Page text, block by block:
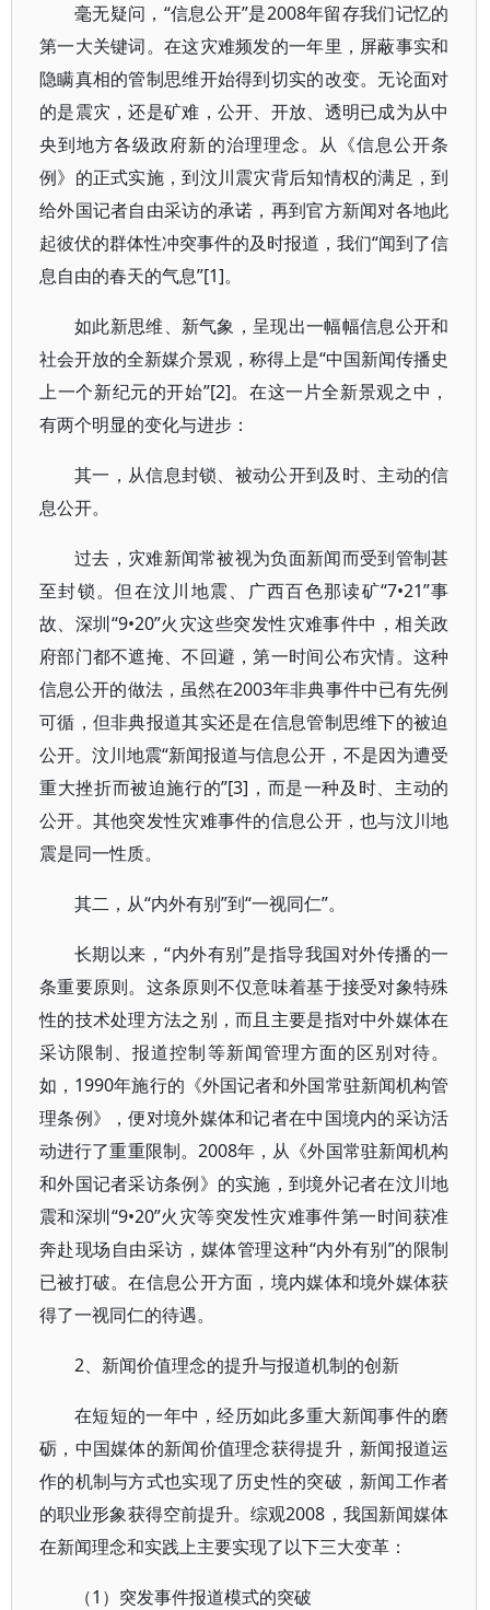
毫无疑问，“信息公开”是2008年留存我们记忆的
第一大关键词。在这灾难频发的一年里，屏蔽事实和
隐瞒真相的管制思维开始得到切实的改变。无论面对
的是震灾，还是矿难，公开、开放、透明已成为从中
央到地方各级政府新的治理理念。从《信息公开条
例》的正式实施，到汶川震灾背后知情权的满足，到
给外国记者自由采访的承诺，再到官方新闻对各地此
起彼伏的群体性冲突事件的及时报道，我们“闻到了信
息自由的春天的气息”[1]。
如此新思维、新气象，呈现出一幅幅信息公开和
社会开放的全新媒介景观，称得上是“中国新闻传播史
上一个新纪元的开始”[2]。在这一片全新景观之中，
有两个明显的变化与进步：
其一，从信息封锁、被动公开到及时、主动的信
息公开。
过去，灾难新闻常被视为负面新闻而受到管制甚
至封锁。但在汶川地震、广西百色那读矿“7•21”事
故、深圳“9•20”火灾这些突发性灾难事件中，相关政
府部门都不遮掩、不回避，第一时间公布灾情。这种
信息公开的做法，虽然在2003年非典事件中已有先例
可循，但非典报道其实还是在信息管制思维下的被迫
公开。汶川地震“新闻报道与信息公开，不是因为遭受
重大挫折而被迫施行的”[3]，而是一种及时、主动的
公开。其他突发性灾难事件的信息公开，也与汶川地
震是同一性质。
其二，从“内外有别”到“一视同仁”。
长期以来，“内外有别”是指导我国对外传播的一
条重要原则。这条原则不仅意味着基于接受对象特殊
性的技术处理方法之别，而且主要是指对中外媒体在
采访限制、报道控制等新闻管理方面的区别对待。
如，1990年施行的《外国记者和外国常驻新闻机构管
理条例》，便对境外媒体和记者在中国境内的采访活
动进行了重重限制。2008年，从《外国常驻新闻机构
和外国记者采访条例》的实施，到境外记者在汶川地
震和深圳“9•20”火灾等突发性灾难事件第一时间获准
奔赴现场自由采访，媒体管理这种“内外有别”的限制
已被打破。在信息公开方面，境内媒体和境外媒体获
得了一视同仁的待遇。
2、新闻价值理念的提升与报道机制的创新
在短短的一年中，经历如此多重大新闻事件的磨
砺，中国媒体的新闻价值理念获得提升，新闻报道运
作的机制与方式也实现了历史性的突破，新闻工作者
的职业形象获得空前提升。综观2008，我国新闻媒体
在新闻理念和实践上主要实现了以下三大变革：
（1）突发事件报道模式的突破